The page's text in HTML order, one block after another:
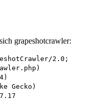
grapeshotcrawler:
2.0;
Gecko)